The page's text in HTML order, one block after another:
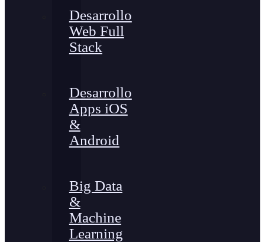
Desarrollo
Web Full
Stack
Desarrollo
Apps iOS
&
Android
Big Data
&
Machine
Learning